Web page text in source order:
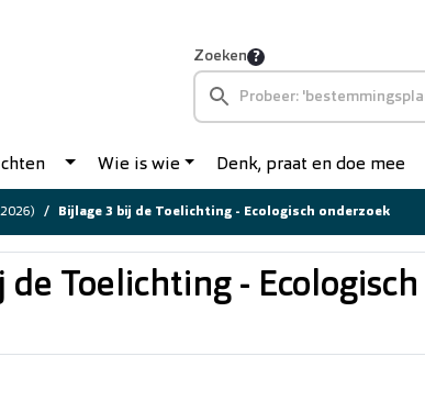
Zoeken
Wie is wie Denk, praat en doe mee
Bijlage 3 bij de Toelichting - Ecologisch onderzoek
de Toelichting - Ecologisch